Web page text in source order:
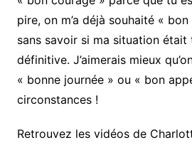
pire, on m’a déjà souhaité «
sans savoir si ma situation était
définitive. J’aimerais mieux
« bonne journée » ou « bon
circonstances !
Retrouvez les vidéos de